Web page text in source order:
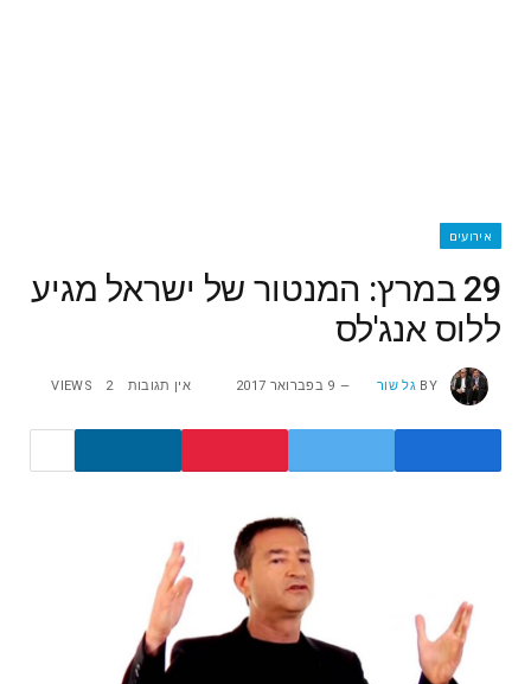
אירועים
29 במרץ: המנטור של ישראל מגיע
ללוס אנג'לס
BY גל שור 9 בפברואר 2017 אין תגובות 2
VIEWS